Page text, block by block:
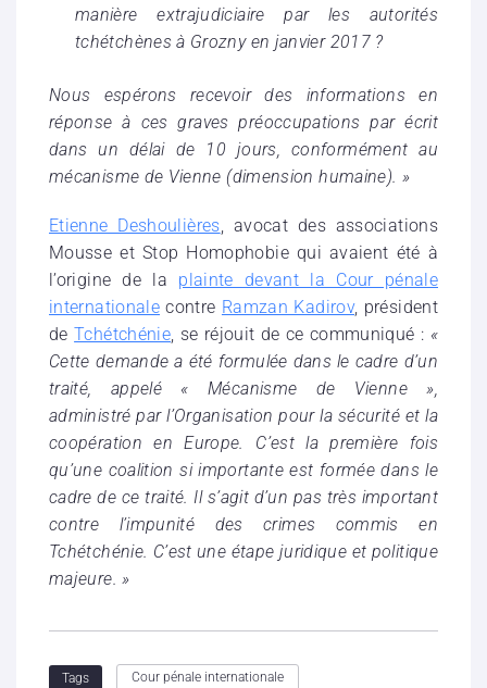
manière extrajudiciaire par les autorités
tchétchènes à Grozny en janvier 2017 ?
Nous espérons recevoir des informations en
réponse à ces graves préoccupations par écrit
dans un délai de 10 jours, conformément au
mécanisme de Vienne (dimension humaine). »
Etienne Deshoulières, avocat des associations
Mousse et Stop Homophobie qui avaient été à
l’origine de la plainte devant la Cour pénale
internationale contre Ramzan Kadirov, président
deTchétchénie, se réjouit de ce communiqué : «
Cette demande a été formulée dans le cadre d’un
traité, appelé « Mécanisme de Vienne »,
administré par l’Organisation pour la sécurité et la
coopération en Europe. C’est la première fois
qu’une coalition si importante est formée dans le
cadre de ce traité. Il s’agit d’un pas très important
contre l’impunité des crimes commis en
Tchétchénie. C’est une étape juridique et politique
majeure. »
Tags Cour pénale internationale